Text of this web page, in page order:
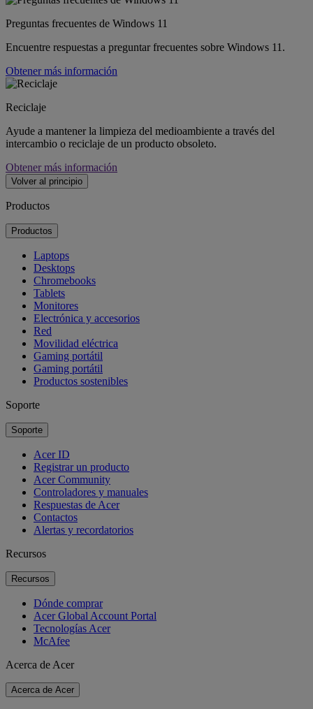
Preguntas frecuentes de Windows 11
Encuentre respuestas a preguntar frecuentes sobre Windows 11.
Obtener más información
Reciclaje
Ayude a mantener la limpieza del medioambiente a través del
intercambio o reciclaje de un producto obsoleto.
Obtener más información
Volver al principio
Productos
Productos
Laptops
Desktops
Chromebooks
Tablets
Monitores
Electrónica y accesorios
Red
Movilidad eléctrica
Gaming portátil
Gaming portátil
Productos sostenibles
Soporte
Soporte
Acer ID
Registrar un producto
Acer Community
Controladores y manuales
Respuestas de Acer
Contactos
Alertas y recordatorios
Recursos
Recursos
Dónde comprar
Acer Global Account Portal
Tecnologías Acer
McAfee
Acerca de Acer
Acerca de Acer